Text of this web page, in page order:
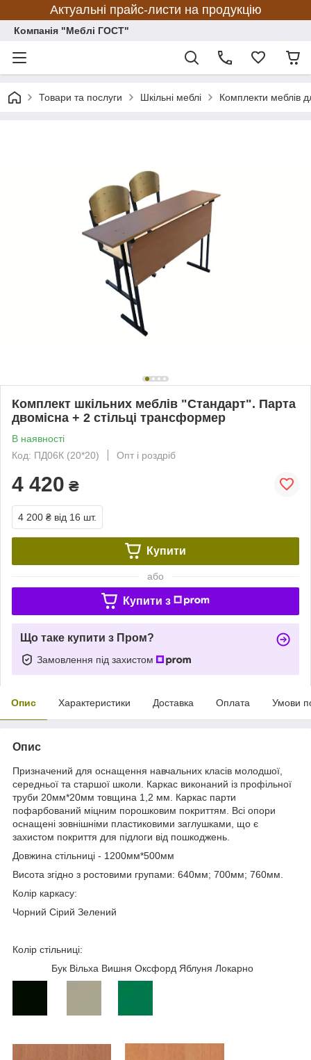
Актуальні прайс-листи на продукцію
Компанія "Меблі ГОСТ"
Товари та послуги Шкільні меблі Комплекти меблів
Комплект шкільних меблів "Стандарт". Парта
двомісна + 2 стільці трансформер
В наявності
Код: ПД06К (20*20)
Опт і роздріб
4 420 ₴
4 200 ₴ від 16 шт.
Купити
або
Купити з
Що таке купити з Пром?
Замовлення під захистом
Опис Характеристики Доставка Оплата Умови
Опис
Призначений для оснащення навчальних класів молодшої,
середньої та старшої школи. Каркас виконаний із профільної
труби 20мм*20мм товщина 1,2 мм. Каркас парти
пофарбований міцним порошковим покриттям. Всі опори
оснащені зовнішніми пластиковими заглушками, що є
захистом покриття для підлоги від пошкоджень.
Довжина стільниці - 1200мм*500мм
Висота згідно з ростовими групами: 640мм; 700мм; 760мм.
Колір каркасу:
Чорний Сірий Зелений
Колір стільниці:
Бук Вільха Вишня Оксфорд Яблуня Локарно